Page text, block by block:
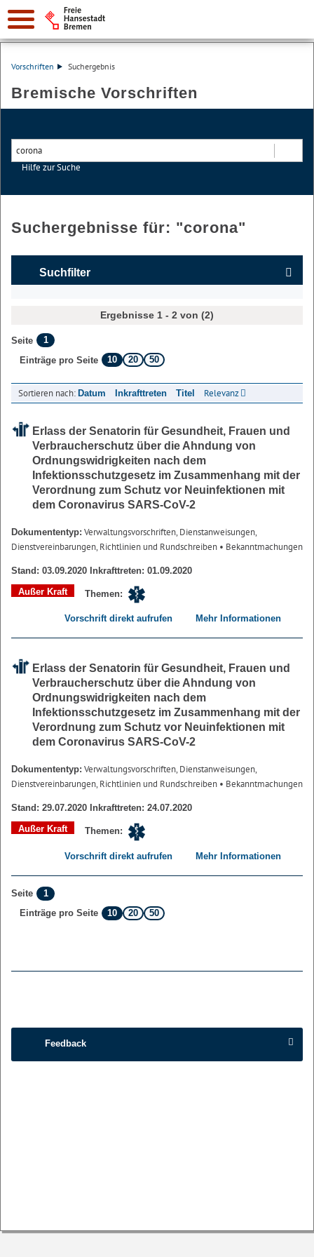
Vorschriften Suchergebnis
Bremische Vorschriften
Hilfe zur Suche
Suchergebnisse für: "corona"
Suchfilter
Ergebnisse 1 - 2 von (2)
Seite
1
Einträge pro Seite
10 20 50
Sortieren nach: Datum Inkrafttreten Titel Relevanz
Erlass der Senatorin für Gesundheit, Frauen und
Verbraucherschutz über die Ahndung von
Ordnungswidrigkeiten nach dem
Infektionsschutzgesetz im Zusammenhang mit der
Verordnung zum Schutz vor Neuinfektionen mit
dem Coronavirus SARS-CoV-2
Dokumententyp: Verwaltungsvorschriften, Dienstanweisungen,
Dienstvereinbarungen, Richtlinien und Rundschreiben • Bekanntmachungen
Stand: 03.09.2020 Inkrafttreten: 01.09.2020
Außer Kraft
Themen:
Vorschrift direkt aufrufen Mehr Informationen
Erlass der Senatorin für Gesundheit, Frauen und
Verbraucherschutz über die Ahndung von
Ordnungswidrigkeiten nach dem
Infektionsschutzgesetz im Zusammenhang mit der
Verordnung zum Schutz vor Neuinfektionen mit
dem Coronavirus SARS-CoV-2
Dokumententyp: Verwaltungsvorschriften, Dienstanweisungen,
Dienstvereinbarungen, Richtlinien und Rundschreiben • Bekanntmachungen
Stand: 29.07.2020 Inkrafttreten: 24.07.2020
Außer Kraft
Themen:
Vorschrift direkt aufrufen Mehr Informationen
Seite
1
Einträge pro Seite
10 20 50
Feedback